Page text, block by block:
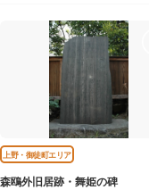
上野・御徒町エリア
森鴎外旧居跡・舞姫の碑